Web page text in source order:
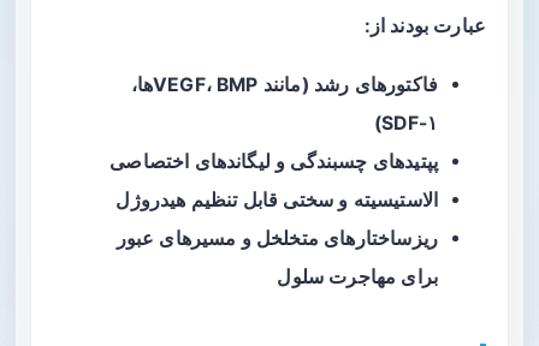
عبارت بودند از:
فاکتورهای رشد (مانند VEGF، BMPها،
SDF-۱)
پپتیدهای چسبندگی و لیگاندهای اختصاصی
الاستیسیته و سختی قابل تنظیم هیدروژل
ریزساختارهای متخلخل و مسیرهای عبور
برای مهاجرت سلول